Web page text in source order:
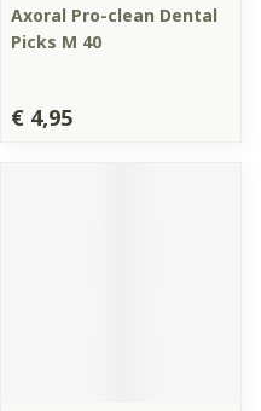
Axoral Pro-clean Dental
Picks M 40
€ 4,95